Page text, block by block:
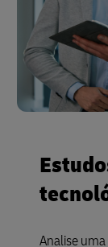
Analise